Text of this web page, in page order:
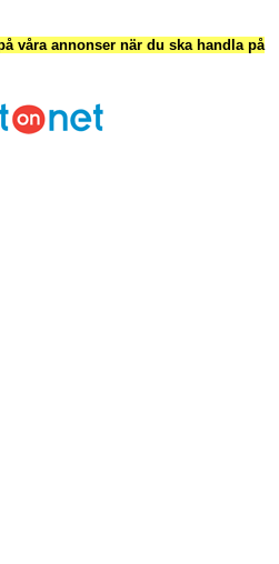
våra annonser när du ska handla på